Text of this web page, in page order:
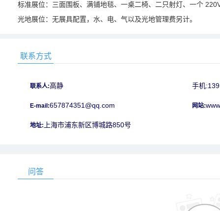
标准展位：三面围板、满铺地毯、一桌二椅、二只射灯、一个
光地展位：无展具配置，水、电、气以及光地管理费另计。
联系方式
联系人:高静 手机
E-mail:657874351@qq.com 网站:
地址: 上海市浦东新区博城路850号
问答